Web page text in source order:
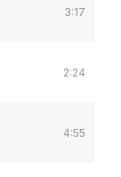
3:17
2:24
4:55